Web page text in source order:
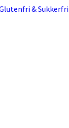
& Sukkerfri